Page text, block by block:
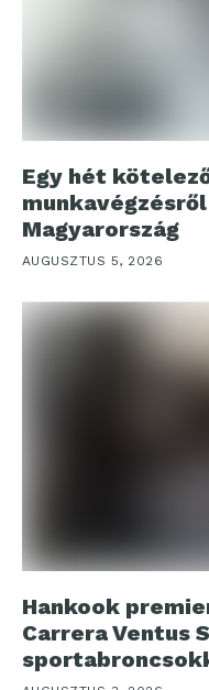
Egy hét
Magyarország
AUGUSZTUS 5, 2026
Hankook
Carrera Ventus